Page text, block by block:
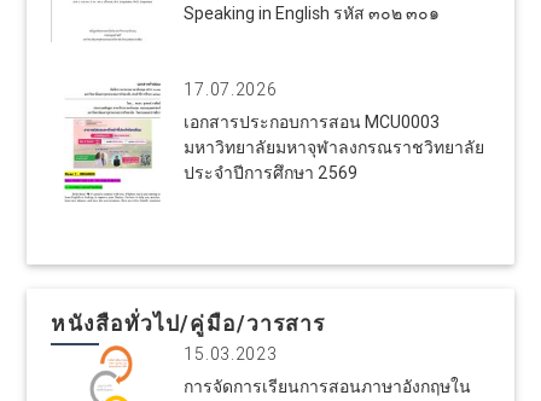
Speaking in English รหัส ๓๐๒ ๓๐๑
17.07.2026
เอกสารประกอบการสอน MCU0003
มหาวิทยาลัยมหาจุฬาลงกรณราชวิทยาลัย
ประจำปีการศึกษา 2569
หนังสือทั่วไป/คู่มือ/วารสาร
15.03.2023
การจัดการเรียนการสอนภาษาอังกฤษใน